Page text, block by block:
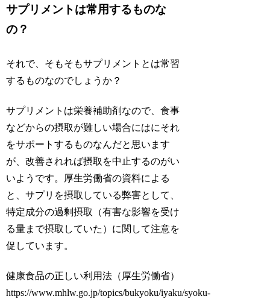
サプリメントは常用するものな
の？
それで、そもそもサプリメントとは常習
するものなのでしょうか？
サプリメントは栄養補助剤なので、食事
などからの摂取が難しい場合にはにそれ
をサポートするものなんだと思います
が、改善されれば摂取を中止するのがい
いようです。厚生労働省の資料による
と、サプリを摂取している弊害として、
特定成分の過剰摂取（有害な影響を受け
る量まで摂取していた）に関して注意を
促しています。
健康食品の正しい利用法（厚生労働省）
https://www.mhlw.go.jp/topics/bukyoku/iyaku/syoku-